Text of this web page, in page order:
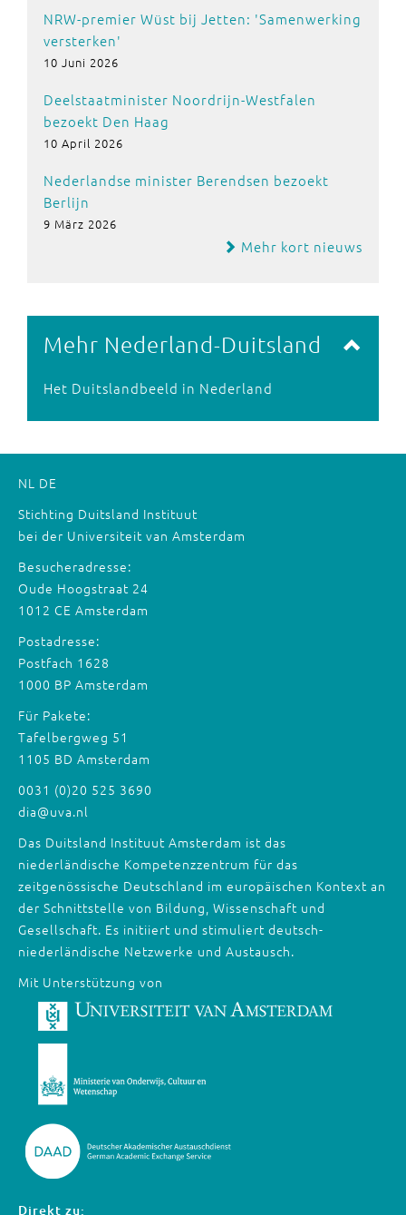
NRW-premier Wüst bij Jetten: 'Samenwerking
versterken'
10 Juni 2026
Deelstaatminister Noordrijn-Westfalen
bezoekt Den Haag
10 April 2026
Nederlandse minister Berendsen bezoekt
Berlijn
9 März 2026
Mehr kort nieuws
Mehr Nederland-Duitsland
Het Duitslandbeeld in Nederland
NL DE
Stichting Duitsland Instituut
bei der Universiteit van Amsterdam
Besucheradresse:
Oude Hoogstraat 24
1012 CE Amsterdam
Postadresse:
Postfach 1628
1000 BP Amsterdam
Für Pakete:
Tafelbergweg 51
1105 BD Amsterdam
0031 (0)20 525 3690
dia@uva.nl
Das Duitsland Instituut Amsterdam ist das
niederländische Kompetenzzentrum für das
zeitgenössische Deutschland im europäischen Kontext an
der Schnittstelle von Bildung, Wissenschaft und
Gesellschaft. Es initiiert und stimuliert deutsch-
niederländische Netzwerke und Austausch.
Mit Unterstützung von
Direkt zu: